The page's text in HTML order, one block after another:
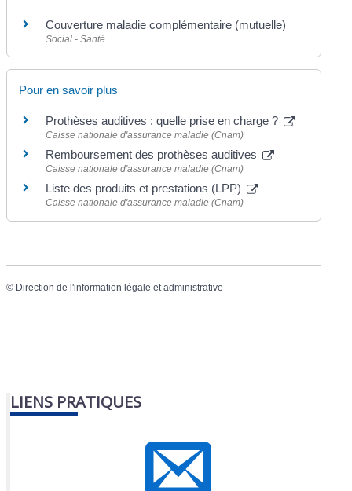
Couverture maladie complémentaire (mutuelle)
Social - Santé
Pour en savoir plus
Prothèses auditives : quelle prise en charge ?
Caisse nationale d'assurance maladie (Cnam)
Remboursement des prothèses auditives
Caisse nationale d'assurance maladie (Cnam)
Liste des produits et prestations (LPP)
Caisse nationale d'assurance maladie (Cnam)
© Direction de l'information légale et administrative
LIENS PRATIQUES